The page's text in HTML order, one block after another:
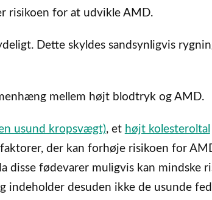
risikoen for at udvikle AMD.
Dette skyldes sandsynligvis
mellem højt blodtryk og AMD.
usund kropsvægt), et højt kolesteroltal
der kan forhøje risikoen for
disse fødevarer muligvis kan mindske
indeholder desuden ikke de usunde